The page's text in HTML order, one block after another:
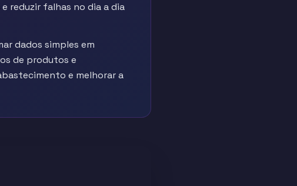
reduzir falhas no dia a dia
dados simples em
de produtos e
e melhorar a